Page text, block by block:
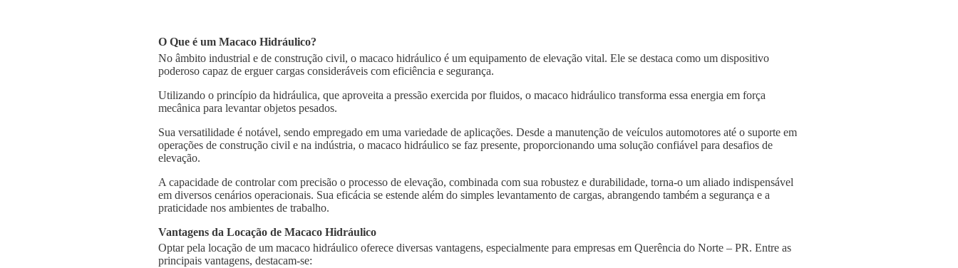
O Que é um Macaco Hidráulico?
No âmbito industrial e de construção civil, o macaco hidráulico é um equipamento de elevação vital. Ele se destaca como um dispositivo
poderoso capaz de erguer cargas consideráveis com eficiência e segurança.
Utilizando o princípio da hidráulica, que aproveita a pressão exercida por fluidos, o macaco hidráulico transforma essa energia em força
mecânica para levantar objetos pesados.
Sua versatilidade é notável, sendo empregado em uma variedade de aplicações. Desde a manutenção de veículos automotores até o suporte em
operações de construção civil e na indústria, o macaco hidráulico se faz presente, proporcionando uma solução confiável para desafios de
elevação.
A capacidade de controlar com precisão o processo de elevação, combinada com sua robustez e durabilidade, torna-o um aliado indispensável
em diversos cenários operacionais. Sua eficácia se estende além do simples levantamento de cargas, abrangendo também a segurança e a
praticidade nos ambientes de trabalho.
Vantagens da Locação de Macaco Hidráulico
Optar pela locação de um macaco hidráulico oferece diversas vantagens, especialmente para empresas em Querência do Norte – PR. Entre as
principais vantagens, destacam-se: